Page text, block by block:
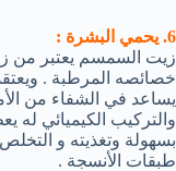
6. يحمي البشرة :
زيت السمسم يعتبر من
خصائصه المرطبة .
يساعد في الشفاء من
والتركيب الكيميائي له
بسهولة وتغذيته و
طبقات الأنسجة .